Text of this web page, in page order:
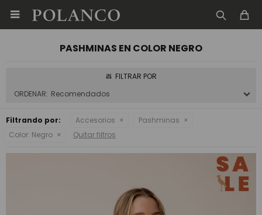

PASHMINAS EN COLOR NEGRO
Recomendados
Filtrando por: Accesorios
Pashminas
Color: Negro Quitar filtros